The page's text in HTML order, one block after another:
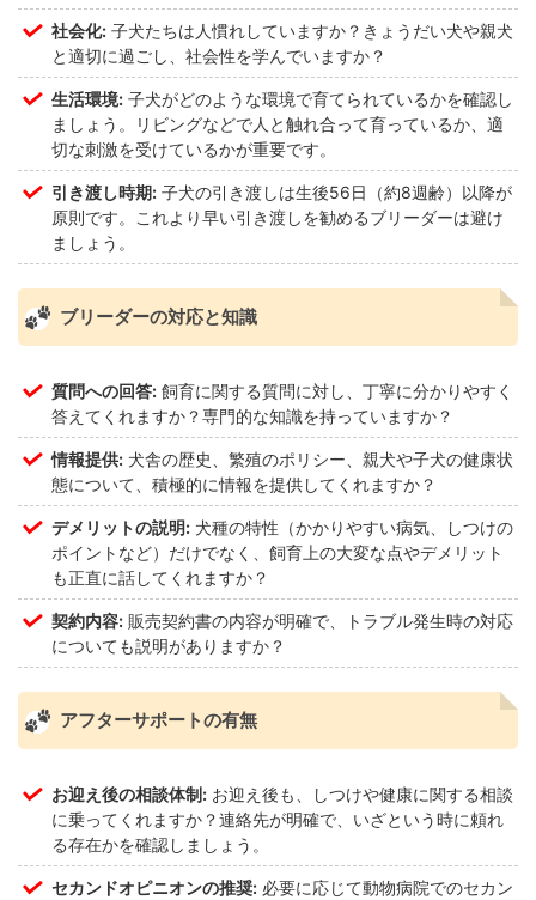
社会化: 子犬たちは人慣れしていますか？きょうだい犬や親犬
と適切に過ごし、社会性を学んでいますか？
生活環境: 子犬がどのような環境で育てられているかを確認し
ましょう。リビングなどで人と触れ合って育っているか、適
切な刺激を受けているかが重要です。
引き渡し時期: 子犬の引き渡しは生後56日（約8週齢）以降が
原則です。これより早い引き渡しを勧めるブリーダーは避け
ましょう。
ブリーダーの対応と知識
質問への回答: 飼育に関する質問に対し、丁寧に分かりやすく
答えてくれますか？専門的な知識を持っていますか？
情報提供: 犬舎の歴史、繁殖のポリシー、親犬や子犬の健康状
態について、積極的に情報を提供してくれますか？
デメリットの説明: 犬種の特性（かかりやすい病気、しつけの
ポイントなど）だけでなく、飼育上の大変な点やデメリット
も正直に話してくれますか？
契約内容: 販売契約書の内容が明確で、トラブル発生時の対応
についても説明がありますか？
アフターサポートの有無
お迎え後の相談体制: お迎え後も、しつけや健康に関する相談
に乗ってくれますか？連絡先が明確で、いざという時に頼れ
る存在かを確認しましょう。
セカンドオピニオンの推奨: 必要に応じて動物病院でのセカン